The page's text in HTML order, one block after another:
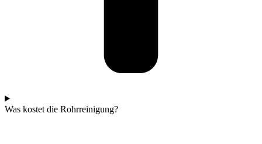
Was kostet die Rohrreinigung?